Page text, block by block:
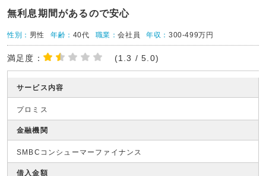
無利息期間があるので安心
性別： 男性 年齢： 40代 職業：会社員 年収：300-499万円
満足度： (1.3 / 5.0)
サービス内容
プロミス
金融機関
SMBCコンシューマーファイナンス
借入金額